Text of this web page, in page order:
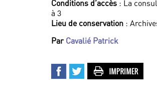
Conditions d’accès : La
à 3
Lieu de conservation :
Par Cavalié Patrick